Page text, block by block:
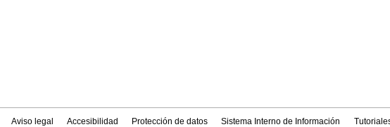
Aviso legal Accesibilidad Protección de datos Sistema Interno de Información